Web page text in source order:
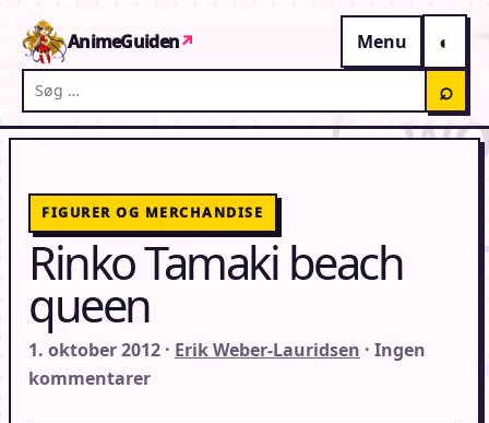
AnimeGuiden↗
Menu
Søg på AnimeGuiden
⌕
FIGURER OG MERCHANDISE
Rinko Tamaki beach
queen
1. oktober 2012 · Erik Weber-Lauridsen · Ingen
kommentarer